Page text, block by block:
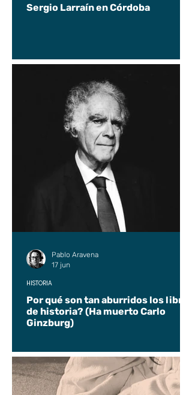
Sergio Larraín en Córdoba
Por qué son tan aburridos los libros
de historia? (Ha muerto Carlo
Ginzburg)
HISTORIA
Pablo Aravena
17 jun